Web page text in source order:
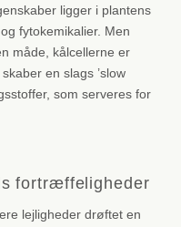
ligger i plantens
fytokemikalier. Men
måde, kålcellerne er
en slags ’slow
som serveres for
fortræffeligheder
lejligheder drøftet en